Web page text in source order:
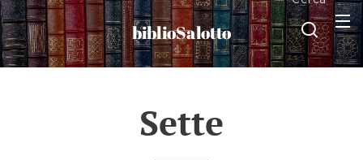
biblioSalotto
Sette